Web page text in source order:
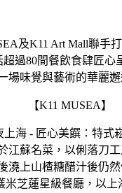
及K11 Art Mall聯手
超過80間餐飲食肆匠心
場味覺與藝術的華麗邂
【K11 MUSEA】
上海 - 匠心美饌：特式
江蘇名菜，以俐落刀工
澆上山楂糖醋汁後仍
米芝蓮星級餐廳，以